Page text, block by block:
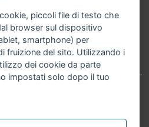
Cod. IBAN: IT 88 R
dei dati personali Note legali
piccoli file di testo che
browser sul dispositivo
smartphone) per
fruizione del sito. Utilizzando i
dei cookie da parte
impostati solo dopo il tuo